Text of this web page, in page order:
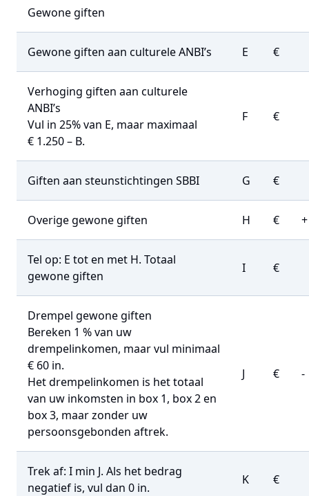
Gewone giften
Gewone giften aan culturele ANBI’s E €
Verhoging giften aan culturele
ANBI’s
Vul in 25% van E, maar maximaal
€ 1.250 – B.
F €
Giften aan steunstichtingen SBBI G €
Overige gewone giften H € +
Tel op: E tot en met H. Totaal
gewone giften
I €
Drempel gewone giften
Bereken 1 % van uw
drempelinkomen, maar vul minimaal
€ 60 in.
Het drempelinkomen is het totaal
van uw inkomsten in box 1, box 2 en
box 3, maar zonder uw
persoonsgebonden aftrek.
J € -
Trek af: I min J. Als het bedrag
negatief is, vul dan 0 in.
K €